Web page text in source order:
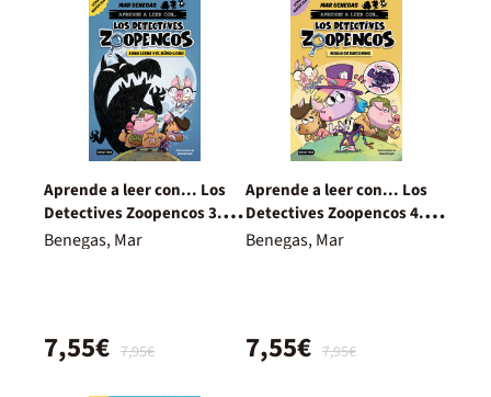
Aprende a leer con... Los
Detectives Zoopencos 3.
Luna llena y el búho-lobo
Benegas, Mar
7,95€
7,55€
Aprende a leer con... Los
Detectives Zoopencos 4.
Magia de unicornio
Benegas, Mar
7,95€
7,55€